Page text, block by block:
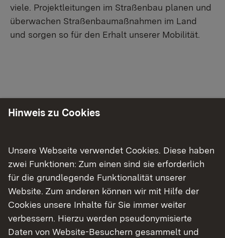
viele. Projektleitungen im Straßenbau planen und
überwachen Straßenbaumaßnahmen im Land
und sorgen so für den Erhalt unserer Mobilität.
Häufig nachgefragt
Hinweis zu Cookies
Unsere Webseite verwendet Cookies. Diese haben
zwei Funktionen: Zum einen sind sie erforderlich
für die grundlegende Funktionalität unserer
Website. Zum anderen können wir mit Hilfe der
Cookies unsere Inhalte für Sie immer weiter
verbessern. Hierzu werden pseudonymisierte
Daten von Website-Besuchern gesammelt und